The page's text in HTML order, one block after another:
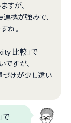
すが、
携が強みで、
ね。
比較」で
すが、
けが少し違い
で